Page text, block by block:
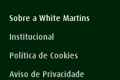
Sobre a White Martins
Institucional
Política de Cookies
Aviso de Privacidade